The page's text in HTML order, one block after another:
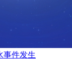
事件发生